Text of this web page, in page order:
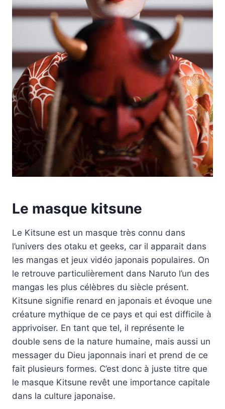
Le masque kitsune
Le Kitsune est un masque très connu dans
l’univers des otaku et geeks, car il apparait dans
les mangas et jeux vidéo japonais populaires. On
le retrouve particulièrement dans Naruto l’un des
mangas les plus célèbres du siècle présent.
Kitsune signifie renard en japonais et évoque une
créature mythique de ce pays et qui est difficile à
apprivoiser. En tant que tel, il représente le
double sens de la nature humaine, mais aussi un
messager du Dieu japonnais inari et prend de ce
fait plusieurs formes. C’est donc à juste titre que
le masque Kitsune revêt une importance capitale
dans la culture japonaise.